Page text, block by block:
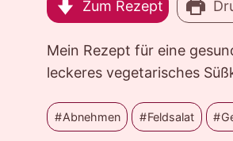
Zum Rezept
Mein Rezept für eine
leckeres vegetarisches
Abnehmen Feldsalat